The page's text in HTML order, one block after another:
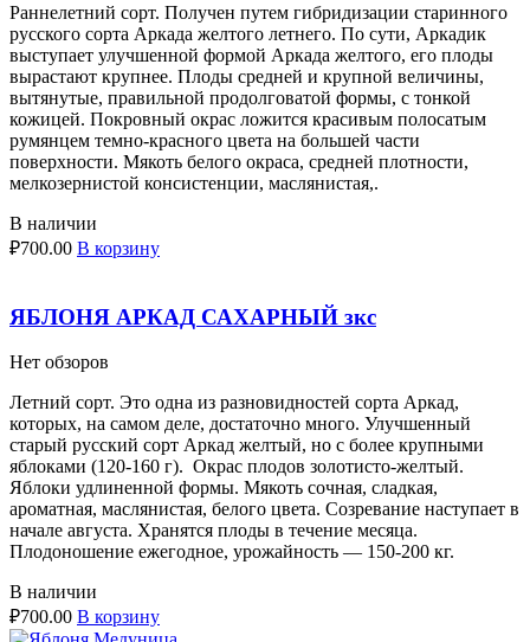
Раннелетний сорт. Получен путем гибридизации старинного
русского сорта Аркада желтого летнего. По сути, Аркадик
выступает улучшенной формой Аркада желтого, его плоды
вырастают крупнее. Плоды средней и крупной величины,
вытянутые, правильной продолговатой формы, с тонкой
кожицей. Покровный окрас ложится красивым полосатым
румянцем темно-красного цвета на большей части
поверхности. Мякоть белого окраса, средней плотности,
мелкозернистой консистенции, маслянистая,.
В наличии
₽700.00 В корзину
ЯБЛОНЯ АРКАД САХАРНЫЙ зкс
Нет обзоров
Летний сорт. Это одна из разновидностей сорта Аркад,
которых, на самом деле, достаточно много. Улучшенный
старый русский сорт Аркад желтый, но с более крупными
яблоками (120-160 г). Окрас плодов золотисто-желтый.
Яблоки удлиненной формы. Мякоть сочная, сладкая,
ароматная, маслянистая, белого цвета. Созревание наступает в
начале августа. Хранятся плоды в течение месяца.
Плодоношение ежегодное, урожайность — 150-200 кг.
В наличии
₽700.00 В корзину